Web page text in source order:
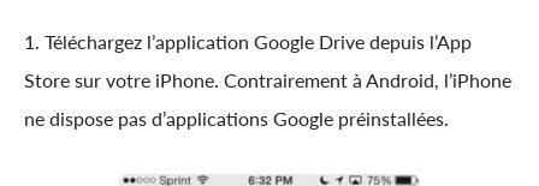
1. Téléchargez l’application Google Drive depuis l’App
Store sur votre iPhone. Contrairement à Android, l’iPhone
ne dispose pas d’applications Google préinstallées.